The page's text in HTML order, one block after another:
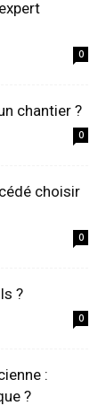
0
chantier ?
0
choisir
0
?
0
:
?